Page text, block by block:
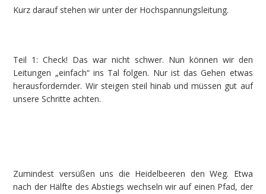
Kurz darauf stehen wir unter der Hochspannungsleitung.
Teil 1: Check! Das war nicht schwer. Nun können wir den
Leitungen „einfach“ ins Tal folgen. Nur ist das Gehen etwas
herausfordernder. Wir steigen steil hinab und müssen gut auf
unsere Schritte achten.
Zumindest versüßen uns die Heidelbeeren den Weg. Etwa
nach der Hälfte des Abstiegs wechseln wir auf einen Pfad, der